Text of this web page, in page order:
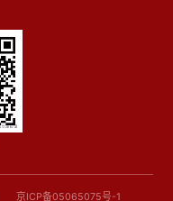
京ICP备05065075号-1